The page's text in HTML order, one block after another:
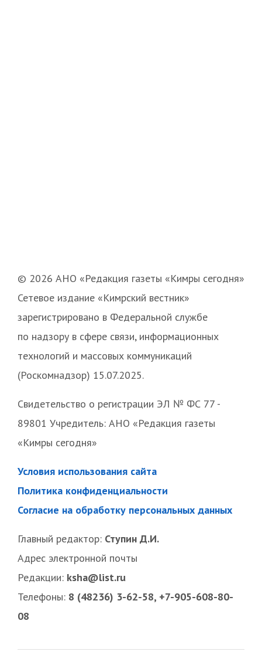
© 2026 АНО «Редакция газеты «Кимры сегодня»
Сетевое издание «Кимрский вестник»
зарегистрировано в Федеральной службе
по надзору в сфере связи, информационных
технологий и массовых коммуникаций
(Роскомнадзор) 15.07.2025.
Свидетельство о регистрации ЭЛ № ФС 77 -
89801 Учредитель: АНО «Редакция газеты
«Кимры сегодня»
Условия использования сайта
Политика конфиденциальности
Согласие на обработку персональных данных
Главный редактор: Ступин Д.И.
Адрес электронной почты
Редакции: ksha@list.ru
Телефоны: 8 (48236) 3-62-58, +7-905-608-80-
08